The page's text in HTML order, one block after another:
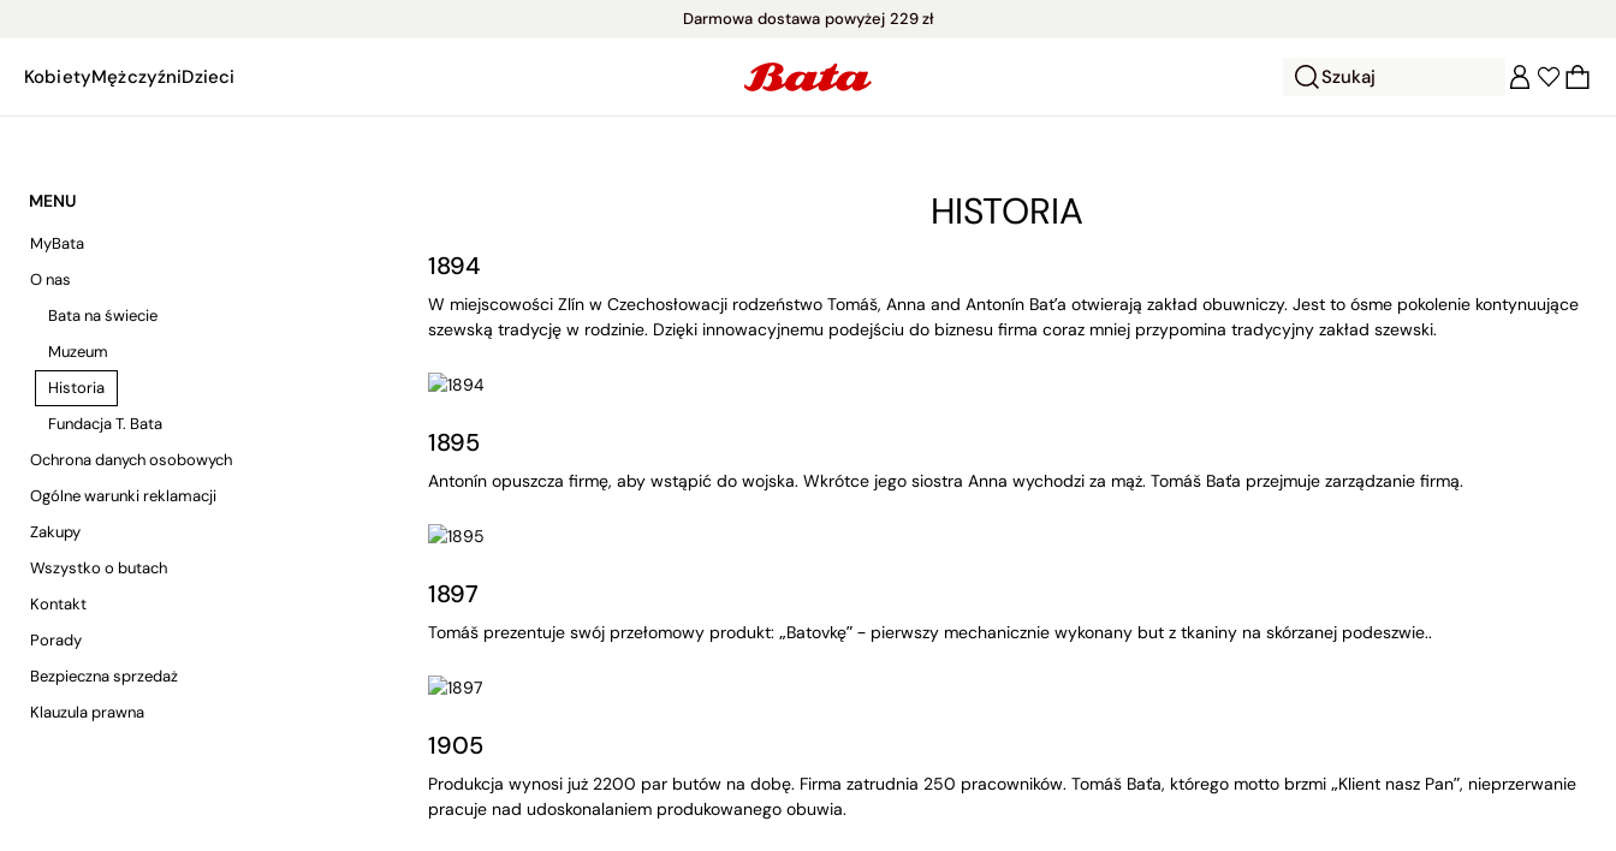
Darmowa dostawa powyżej 229 zł
KobietyMężczyźniDzieci Szukaj
MENU
MyBata
O nas
Bata na świecie
Muzeum
Historia
Fundacja T. Bata
Ochrona danych osobowych
Ogólne warunki reklamacji
Zakupy
Wszystko o butach
Kontakt
Porady
Bezpieczna sprzedaż
Klauzula prawna
HISTORIA
1894
W miejscowości Zlín w Czechosłowacji rodzeństwo Tomáš, Anna and Antonín Bat’a otwierają zakład obuwniczy. Jest to ósme pokolenie kontynuujące
szewską tradycję w rodzinie. Dzięki innowacyjnemu podejściu do biznesu firma coraz mniej przypomina tradycyjny zakład szewski.
1895
Antonín opuszcza firmę, aby wstąpić do wojska. Wkrótce jego siostra Anna wychodzi za mąż. Tomáš Baťa przejmuje zarządzanie firmą.
1897
Tomáš prezentuje swój przełomowy produkt: „Batovkę” – pierwszy mechanicznie wykonany but z tkaniny na skórzanej podeszwie..
1905
Produkcja wynosi już 2200 par butów na dobę. Firma zatrudnia 250 pracowników. Tomáš Baťa, którego motto brzmi „Klient nasz Pan”, nieprzerwanie
pracuje nad udoskonalaniem produkowanego obuwia.